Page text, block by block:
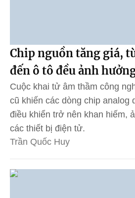
Chip nguồn tăng giá,
đến ô tô đều ảnh
Cuộc khai tử âm thầm công
cũ khiến các dòng chip analog
điều khiển trở nên khan hiếm,
các thiết bị điện tử.
Trần Quốc Huy